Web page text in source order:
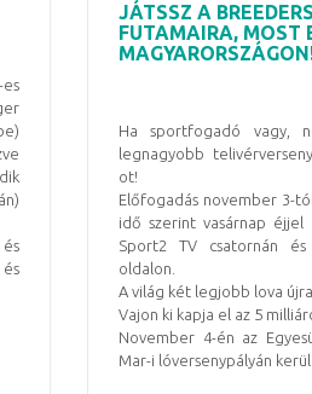
és
JÁTSSZ A
FUTAMAIRA, MOST
Ha sportfogadó vagy,
legnagyobb
ot!
Előfogadás november 3-
idő szerint vasárnap éjjel
Sport2 TV csatornán
oldalon.
A világ két legjobb lova újra
Vajon ki kapja el az 5
November 4-én az
Mar-i lóversenypályán kerül